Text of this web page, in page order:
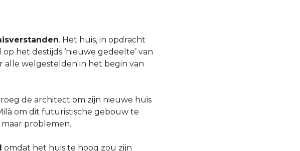
. Het huis, in opdracht
het destijds ‘nieuwe gedeelte’ van
alle welgestelden in het begin van
de architect om zijn nieuwe huis
om dit futuristische gebouw te
problemen.
omdat het huis te hoog zou zijn